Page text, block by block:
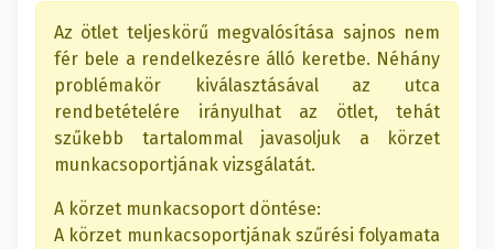
Az ötlet teljeskörű megvalósítása sajnos nem
fér bele a rendelkezésre álló keretbe. Néhány
problémakör kiválasztásával az utca
rendbetételére irányulhat az ötlet, tehát
szűkebb tartalommal javasoljuk a körzet
munkacsoportjának vizsgálatát.
A körzet munkacsoport döntése:
A körzet munkacsoportjának szűrési folyamata